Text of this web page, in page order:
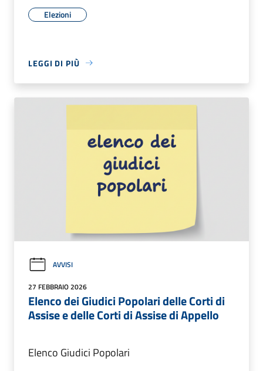
Elezioni
LEGGI DI PIÙ
AVVISI
27 FEBBRAIO 2026
Elenco dei Giudici Popolari delle Corti di
Assise e delle Corti di Assise di Appello
Elenco Giudici Popolari